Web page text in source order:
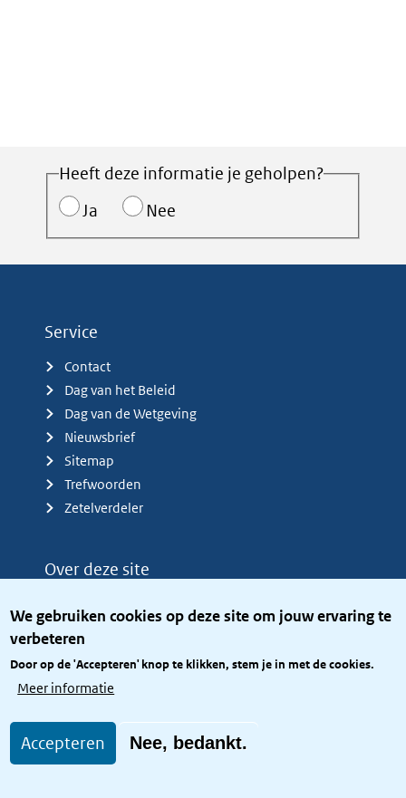
We gebruiken cookies op deze site om jouw ervaring te
verbeteren
Door op de 'Accepteren' knop te klikken, stem je in met de cookies.
Meer informatie
Accepteren Nee, bedankt.
Heeft deze informatie je geholpen?
Ja
Nee
Service
Contact
Dag van het Beleid
Dag van de Wetgeving
Nieuwsbrief
Sitemap
Trefwoorden
Zetelverdeler
Over deze site
Privacy
Toegang site openbaar
Toegankelijkheid